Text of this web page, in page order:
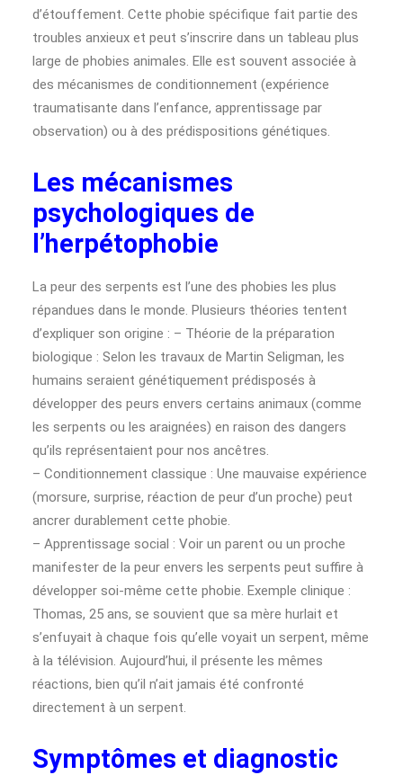
d’étouffement. Cette phobie spécifique fait partie des
troubles anxieux et peut s’inscrire dans un tableau plus
large de phobies animales. Elle est souvent associée à
des mécanismes de conditionnement (expérience
traumatisante dans l’enfance, apprentissage par
observation) ou à des prédispositions génétiques.
Les mécanismes
psychologiques de
l’herpétophobie
La peur des serpents est l’une des phobies les plus
répandues dans le monde. Plusieurs théories tentent
d’expliquer son origine : – Théorie de la préparation
biologique : Selon les travaux de Martin Seligman, les
humains seraient génétiquement prédisposés à
développer des peurs envers certains animaux (comme
les serpents ou les araignées) en raison des dangers
qu’ils représentaient pour nos ancêtres.
– Conditionnement classique : Une mauvaise expérience
(morsure, surprise, réaction de peur d’un proche) peut
ancrer durablement cette phobie.
– Apprentissage social : Voir un parent ou un proche
manifester de la peur envers les serpents peut suffire à
développer soi-même cette phobie. Exemple clinique :
Thomas, 25 ans, se souvient que sa mère hurlait et
s’enfuyait à chaque fois qu’elle voyait un serpent, même
à la télévision. Aujourd’hui, il présente les mêmes
réactions, bien qu’il n’ait jamais été confronté
directement à un serpent.
Symptômes et diagnostic